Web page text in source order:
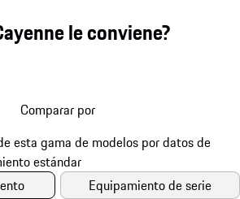
le conviene?
Comparar por
Equipamiento de serie